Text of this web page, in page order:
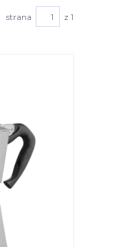
strana z 1